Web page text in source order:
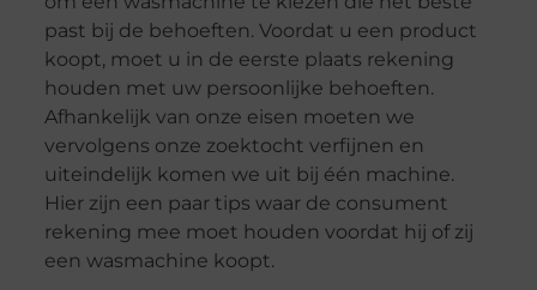
past bij de behoeften. Voordat u een product
koopt, moet u in de eerste plaats rekening
houden met uw persoonlijke behoeften.
Afhankelijk van onze eisen moeten we
vervolgens onze zoektocht verfijnen en
uiteindelijk komen we uit bij één machine.
Hier zijn een paar tips waar de consument
rekening mee moet houden voordat hij of zij
een wasmachine koopt.